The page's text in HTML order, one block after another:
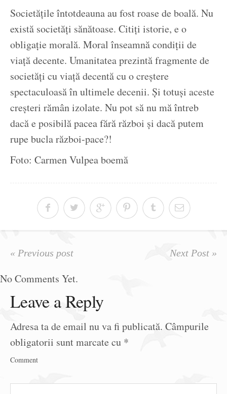
Societățile întotdeauna au fost roase de boală. Nu
există societăți sănătoase. Citiți istorie, e o
obligație morală. Moral înseamnă condiții de
viață decente. Umanitatea prezintă fragmente de
societăți cu viață decentă cu o creștere
spectaculoasă în ultimele decenii. Și totuși aceste
creșteri rămân izolate. Nu pot să nu mă întreb
dacă e posibilă pacea fără război și dacă putem
rupe bucla război-pace?!
Foto: Carmen Vulpea boemă
« Previous post Next Post »
No Comments Yet.
Leave a Reply
Adresa ta de email nu va fi publicată. Câmpurile
obligatorii sunt marcate cu *
Comment